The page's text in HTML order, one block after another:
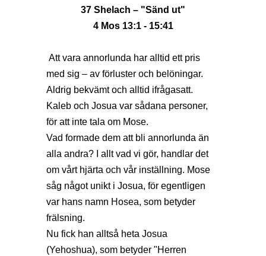
37 Shelach – "Sänd ut"
4 Mos 13:1 - 15:41
Att vara annorlunda har alltid ett pris
med sig – av förluster och belöningar.
Aldrig bekvämt och alltid ifrågasatt.
Kaleb och Josua var sådana personer,
för att inte tala om Mose.
Vad formade dem att bli annorlunda än
alla andra? I allt vad vi gör, handlar det
om vårt hjärta och vår inställning. Mose
såg något unikt i Josua, för egentligen
var hans namn Hosea, som betyder
frälsning.
Nu fick han alltså heta Josua
(Yehoshua), som betyder "Herren